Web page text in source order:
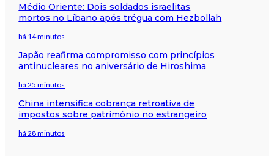
Médio Oriente: Dois soldados israelitas
mortos no Líbano após trégua com Hezbollah
há 14 minutos
Japão reafirma compromisso com princípios
antinucleares no aniversário de Hiroshima
há 25 minutos
China intensifica cobrança retroativa de
impostos sobre património no estrangeiro
há 28 minutos